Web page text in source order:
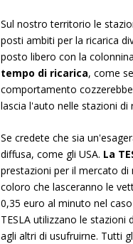
Sul nostro territorio le
posti ambiti per la ricarica
posto libero con la
tempo di ricarica, come
comportamento
lascia l'auto nelle stazioni
Se credete che sia
diffusa, come gli USA. La
prestazioni per il mercato di
coloro che lasceranno le
0,35 euro al minuto nel
TESLA utilizzano le
agli altri di usufruirne. Tutti